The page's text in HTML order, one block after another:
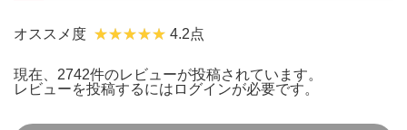
オススメ度 4.2点
現在、2742件のレビューが投稿されています。
レビューを投稿するには ログインが必要です。